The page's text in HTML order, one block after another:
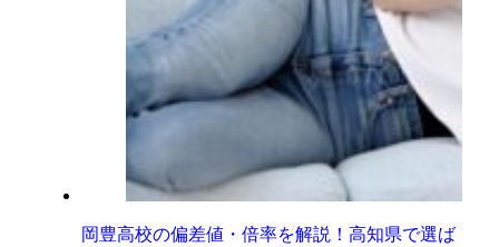
岡豊高校の偏差値・倍率を解説！高知県で選ば